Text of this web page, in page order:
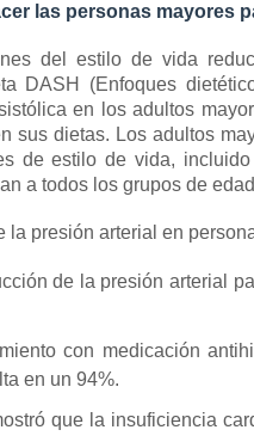
las personas mayores
del estilo de vida
DASH (Enfoques
en los adultos
sus dietas. Los adultos
de estilo de vida,
a todos los grupos de
la presión arterial en
de la presión arterial
con medicación
en un 94%.
que la insuficiencia